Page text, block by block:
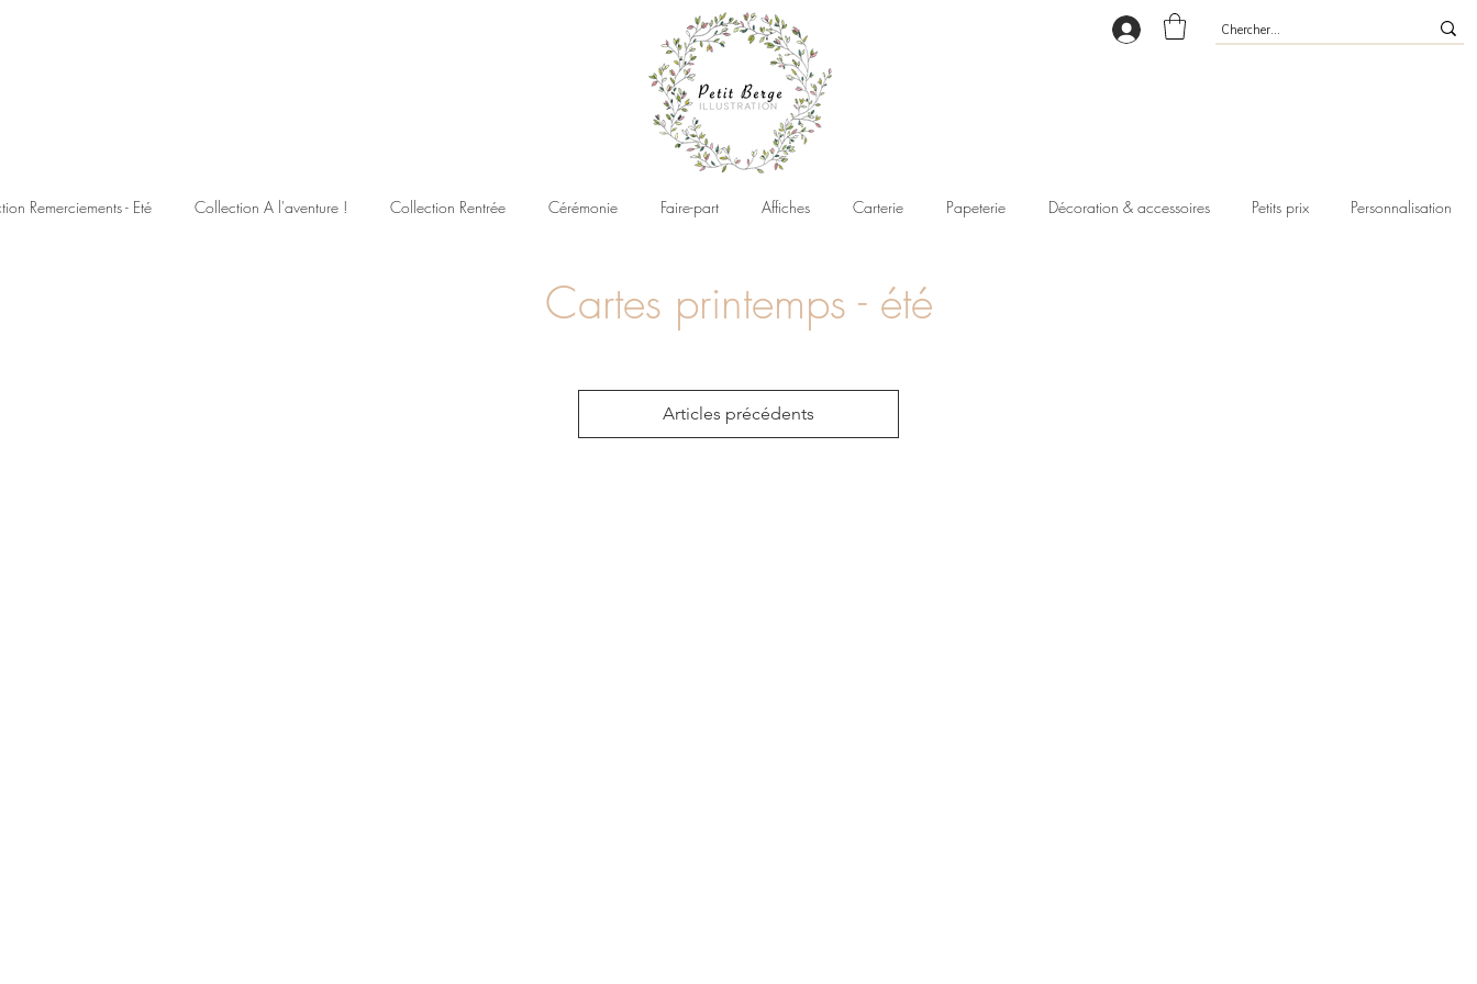
Remerciements - Eté Collection A l'aventure ! Collection Rentrée Cérémonie Faire-part Affiches Carterie Papeterie Décoration & accessoires Petits prix Personnalisation
Cartes printemps - été
Articles précédents